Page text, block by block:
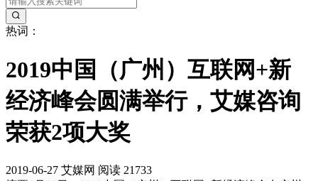
热词：
2019中国（广州）互联网+新
经济峰会圆满举行，艾媒咨询
荣获2项大奖
2019-06-27 艾媒网 阅读 21733